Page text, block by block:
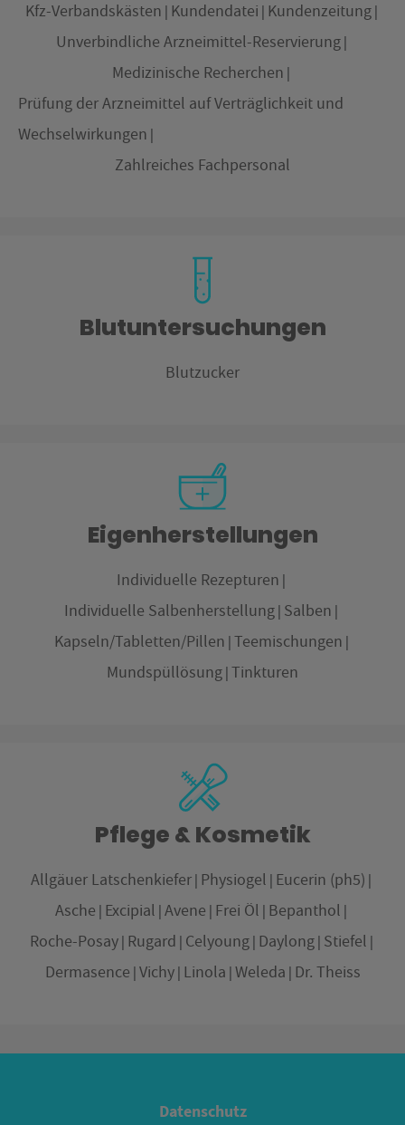
Kfz-Verbandskästen Kundendatei Kundenzeitung
Unverbindliche Arzneimittel-Reservierung
Medizinische Recherchen
Prüfung der Arzneimittel auf Verträglichkeit und
Wechselwirkungen
Zahlreiches Fachpersonal
Blutuntersuchungen
Blutzucker
Eigenherstellungen
Individuelle Rezepturen
Individuelle Salbenherstellung Salben
Kapseln/Tabletten/Pillen Teemischungen
Mundspüllösung Tinkturen
Pflege & Kosmetik
Allgäuer Latschenkiefer Physiogel Eucerin (ph5)
Asche Excipial Avene Frei Öl Bepanthol
Roche-Posay Rugard Celyoung Daylong Stiefel
Dermasence Vichy Linola Weleda Dr. Theiss
Datenschutz